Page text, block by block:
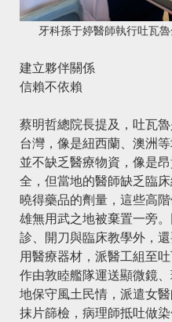
牙科孫于婷醫師執行吐瓦
建立夥伴關係
信賴不依賴
蔡明哲總院長提及，吐瓦
台灣，像是紐西蘭、澳洲
並不缺乏醫療物資，像是
全，但當地的醫師缺乏臨
曉得藥品的劑量，這些高
雄無用武之地被棄置一旁
診、開刀與臨床教學外，
用醫療器材，派醫工組至
作由敦睦艦隊運送顯微鏡
地保守風土民情，派遣女
抹片篩檢，病理師抵吐做